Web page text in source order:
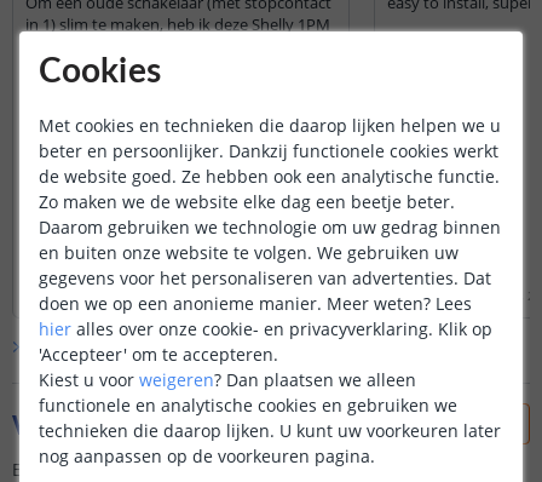
in 1) slim te maken, heb ik deze Shelly 1PM
waardoor het goed in de inbouwdoos past,
ook als er veel kabels inzitten. Ik heb alleen
en zwart) gebruikt en dat is wel lastig om
het goed in de inbouwdoos te krijgen.
De schakelaar loopt niet altijd synchroon,
maar ik heb de kids uitgelegd dat ze dan
opnieuw de fysieke schakelaar moeten
omhalen en dat werkt perfect.
Lees hele review
Bahorie
Lees hele review
Guillaume 9 augustus
Bekijk alle 2 reviews
Vraag & antwoord
Er is nog geen vraag gesteld over dit product.
Cookies
Met cookies en technieken die daarop lijken helpen we u
beter en persoonlijker. Dankzij functionele cookies werkt
de website goed. Ze hebben ook een analytische functie.
Zo maken we de website elke dag een beetje beter.
Daarom gebruiken we technologie om uw gedrag binnen
en buiten onze website te volgen. We gebruiken uw
gegevens voor het personaliseren van advertenties. Dat
doen we op een anonieme manier. Meer weten? Lees
hier alles over onze cookie- en privacyverklaring. Klik op
'Accepteer' om te accepteren.
Kiest u voor weigeren? Dan plaatsen we alleen
functionele en analytische cookies en gebruiken we
technieken die daarop lijken. U kunt uw voorkeuren later
nog aanpassen op de voorkeuren pagina.